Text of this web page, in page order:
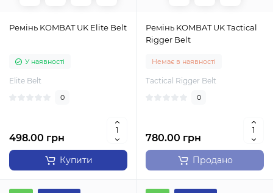
Ремінь KOMBAT UK Elite Belt
У наявності
Elite Belt
0
498.00 грн
Купити
Ремінь KOMBAT UK Tactical
Rigger Belt
Немає в наявності
Tactical Rigger Belt
0
780.00 грн
Продано